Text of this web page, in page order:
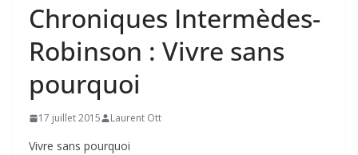
Chroniques Intermèdes-
Robinson : Vivre sans
pourquoi
17 juillet 2015 Laurent Ott
Vivre sans pourquoi